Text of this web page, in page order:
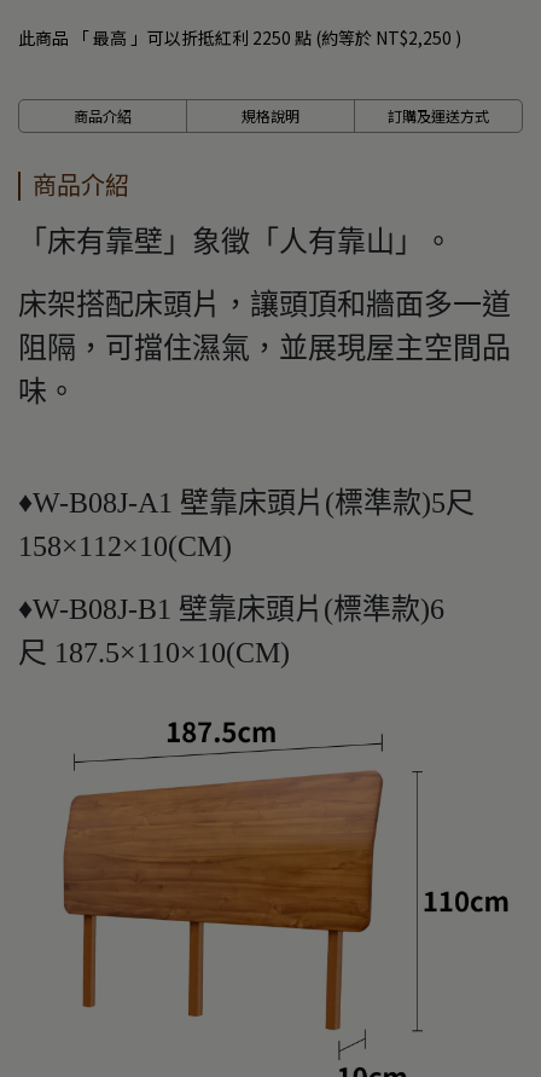
此商品 「 最高 」可以折抵紅利 2250 點 (約等於 NT$2,250 )
商品介紹 規格說明 訂購及運送方式
商品介紹
「床有靠壁」象徵「人有靠山」。
床架搭配床頭片，讓頭頂和牆面多一道
阻隔，可擋住濕氣，並展現屋主空間品
味。
♦W-B08J-A1 壁靠床頭片(標準款)5尺
158×112×10(CM)
♦W-B08J-B1 壁靠床頭片(標準款)6
尺 187.5×110×10(CM)